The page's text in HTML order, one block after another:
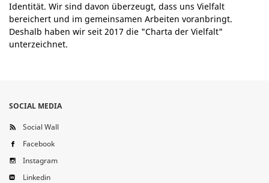
Identität. Wir sind davon überzeugt, dass uns Vielfalt
bereichert und im gemeinsamen Arbeiten voranbringt.
Deshalb haben wir seit 2017 die "Charta der Vielfalt"
unterzeichnet.
SOCIAL MEDIA
Social Wall
Facebook
Instagram
Linkedin